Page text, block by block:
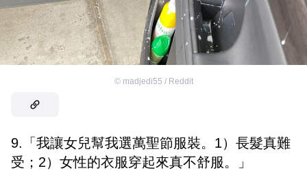
© madjedi55 / Reddit
9.「我讓女兒幫我選萬聖節服裝。1）長髮真難
受；2）女性的衣服穿起來真不舒服。」